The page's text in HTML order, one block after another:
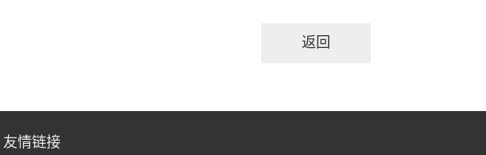
返回
友情链接